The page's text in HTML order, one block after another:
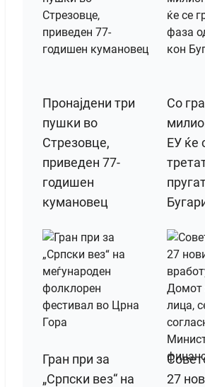
Пронајдени три
пушки во
Стрезовце,
приведен 77-
годишен
кумановец
Со
ЕУ ќе
Гран при за
„Српски вез“ на
27